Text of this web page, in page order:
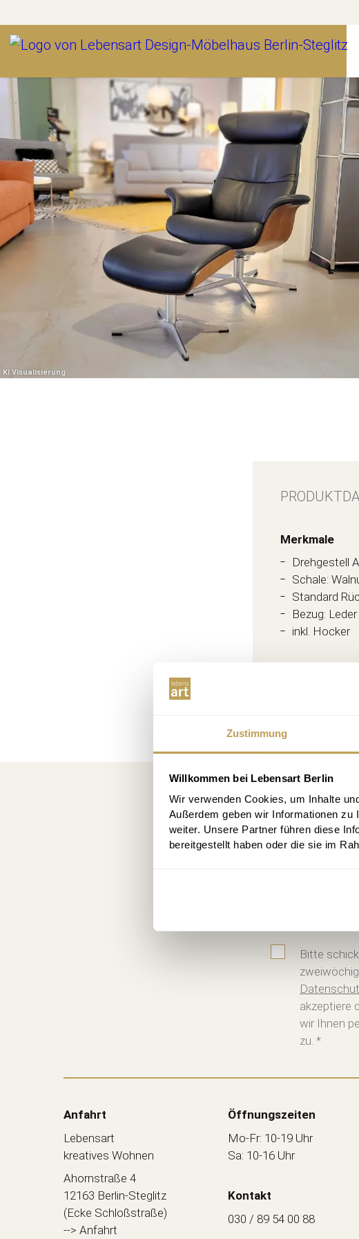
Zustimmung
Willkommen bei Lebensart Berlin
Wir verwenden Cookies, um Inhalte
Außerdem geben wir Informationen zu
weiter. Unsere Partner führen diese
bereitgestellt haben oder die sie im
Merkmale
Drehgestell
Schale:
Standard
Bezug:
inkl. Hocker
Kostenlos
10 € Rabatt,
Bitte
akzeptiere
wir Ihnen
zu. *
Anfahrt
Lebensart
kreatives Wohnen
Ahornstraße 4
12163 Berlin-Steglitz
(Ecke Schloßstraße)
--> Anfahrt
Öffnungszeiten
Mo-Fr: 10-19 Uhr
Sa: 10-16 Uhr
Kontakt
030 / 89 54 00 88